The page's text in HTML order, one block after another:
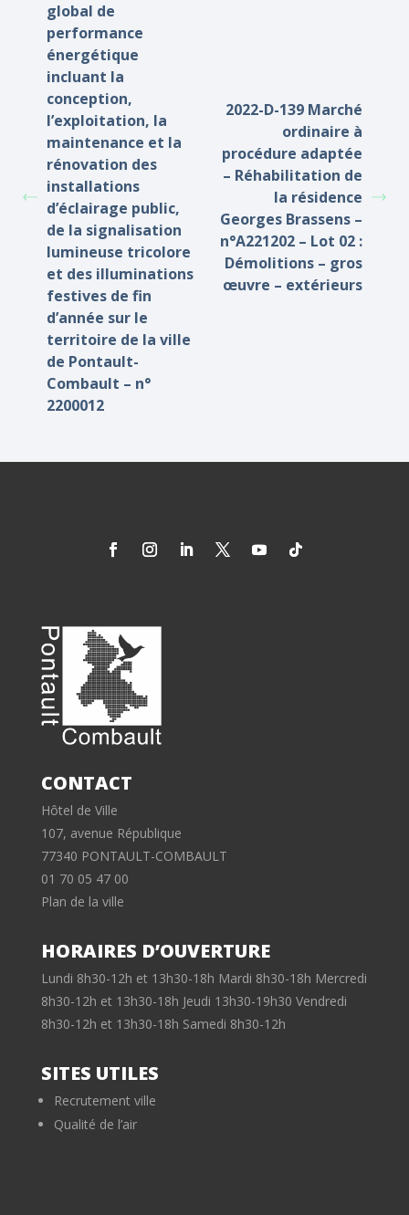
global de
performance
énergétique
incluant la
conception,
l’exploitation, la
maintenance et la
rénovation des
installations
d’éclairage public,
de la signalisation
lumineuse tricolore
et des illuminations
festives de fin
d’année sur le
territoire de la ville
de Pontault-
Combault – n°
2200012
2022-D-139 Marché
ordinaire à
procédure adaptée
– Réhabilitation de
la résidence
Georges Brassens –
n°A221202 – Lot 02 :
Démolitions – gros
œuvre – extérieurs
CONTACT
Hôtel de Ville
107, avenue République
77340 PONTAULT-COMBAULT
01 70 05 47 00
Plan de la ville
HORAIRES D’OUVERTURE
Lundi 8h30-12h et 13h30-18h Mardi 8h30-18h Mercredi
8h30-12h et 13h30-18h Jeudi 13h30-19h30 Vendredi
8h30-12h et 13h30-18h Samedi 8h30-12h
SITES UTILES
Recrutement ville
Qualité de l’air